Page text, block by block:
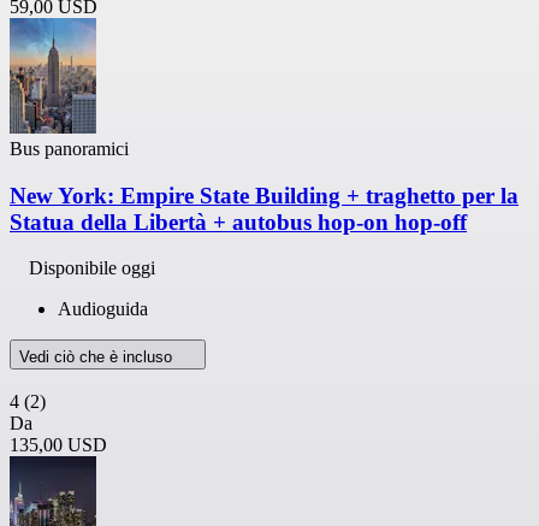
59,00 USD
Bus panoramici
New York: Empire State Building + traghetto per la
Statua della Libertà + autobus hop-on hop-off
Disponibile oggi
Audioguida
Vedi ciò che è incluso
4 (2)
Da
135,00 USD